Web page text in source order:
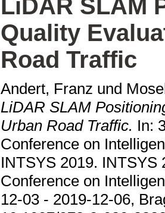
LiDAR SLAM
Quality
Road Traffic
Andert, Franz und
LiDAR SLAM
Urban Road Traffic. In:
Conference on
INTSYS 2019. INTSYS
Conference on
12-03 - 2019-12-06,